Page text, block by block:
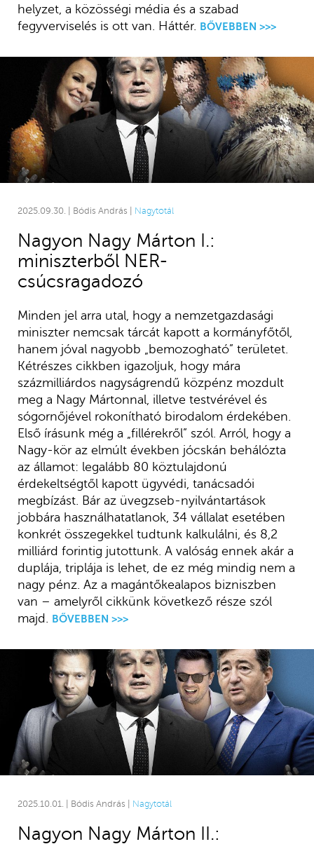
2025.10.01. | Bódis András | Nagytotál
Nagyon Nagy Márton II.:
2025.09.30. | Bódis András | Nagytotál
Nagyon Nagy Márton I.:
miniszterből NER-
csúcsragadozó
Minden jel arra utal, hogy a nemzetgazdasági
miniszter nemcsak tárcát kapott a kormányfőtől,
hanem jóval nagyobb „bemozogható” területet.
Kétrészes cikkben igazoljuk, hogy mára
százmilliárdos nagyságrendű közpénz mozdult
meg a Nagy Mártonnal, illetve testvérével és
sógornőjével rokonítható birodalom érdekében.
Első írásunk még a „fillérekről” szól. Arról, hogy a
Nagy-kör az elmúlt években jócskán behálózta
az államot: legalább 80 köztulajdonú
érdekeltségtől kapott ügyvédi, tanácsadói
megbízást. Bár az üvegzseb-nyilvántartások
jobbára használhatatlanok, 34 vállalat esetében
konkrét összegekkel tudtunk kalkulálni, és 8,2
milliárd forintig jutottunk. A valóság ennek akár a
duplája, triplája is lehet, de ez még mindig nem a
nagy pénz. Az a magántőkealapos bizniszben
van – amelyről cikkünk következő része szól
majd. BŐVEBBEN >>>
helyzet, a közösségi média és a szabad
fegyverviselés is ott van. Háttér. BŐVEBBEN >>>